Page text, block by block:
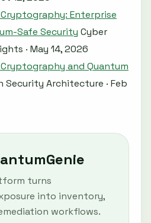
Enterprise
Safe Security Cyber
· May 14, 2026
and Quantum
Security Architecture · Feb
turns
into inventory,
workflows.